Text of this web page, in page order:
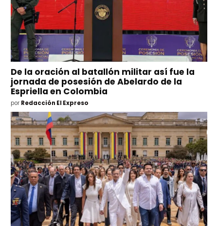
De la oración al batallón militar así fue la
jornada de posesión de Abelardo de la
Espriella en Colombia
por Redacción El Expreso